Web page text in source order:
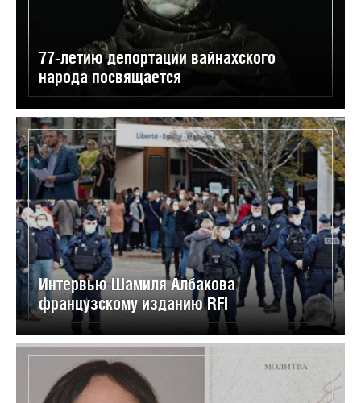
77-летию депортации вайнахского
народа посвящается
Интервью Шамиля Албакова
французскому изданию RFI